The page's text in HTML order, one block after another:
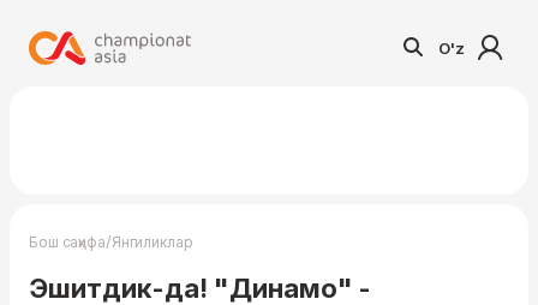
O'z
Бош саҳифа/Янгиликлар
Эшитдик-да! "Динамо" -